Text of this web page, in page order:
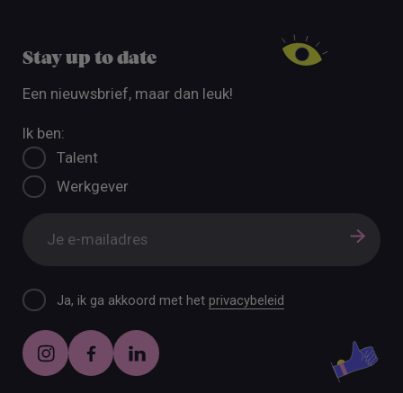
Stay up to date
Een nieuwsbrief, maar dan leuk!
Ik ben:
Talent
Werkgever
Ja, ik ga akkoord met hetprivacybeleid